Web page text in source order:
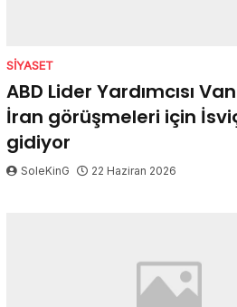
SIYASET
ABD Lider Yardımcısı
İran görüşmeleri için
gidiyor
SoleKinG 22 Haziran 2026